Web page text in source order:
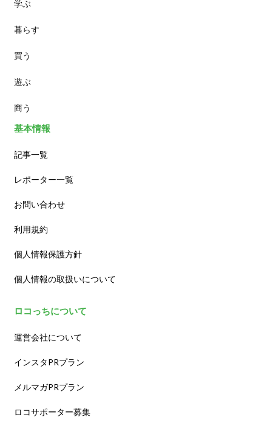
パン
スイーツ
ランチ
カフェ
学ぶ
暮らす
買う
遊ぶ
商う
基本情報
記事一覧
レポーター一覧
お問い合わせ
利用規約
個人情報保護方針
個人情報の取扱いについて
ロコっちについて
運営会社について
インスタPRプラン
メルマガPRプラン
ロコサポーター募集